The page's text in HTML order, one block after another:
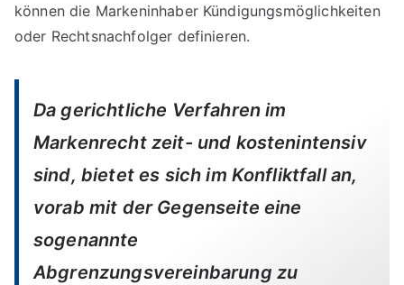
können die Markeninhaber Kündigungsmöglichkeiten
oder Rechtsnachfolger definieren.
Da gerichtliche Verfahren im
Markenrecht zeit- und kostenintensiv
sind, bietet es sich im Konfliktfall an,
vorab mit der Gegenseite eine
sogenannte
Abgrenzungsvereinbarung zu